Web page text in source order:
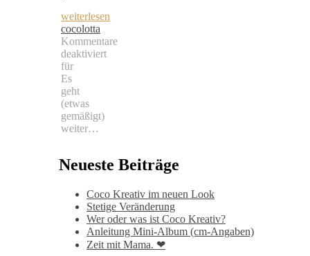
weiterlesen
cocolotta
Kommentare
deaktiviert
für
Es
geht
(etwas
gemäßigt)
weiter…
Neueste Beiträge
Coco Kreativ im neuen Look
Stetige Veränderung
Wer oder was ist Coco Kreativ?
Anleitung Mini-Album (cm-Angaben)
Zeit mit Mama. ❤